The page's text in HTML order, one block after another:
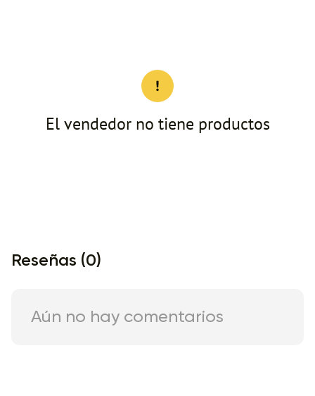
El vendedor no tiene productos
Reseñas (0)
Aún no hay comentarios